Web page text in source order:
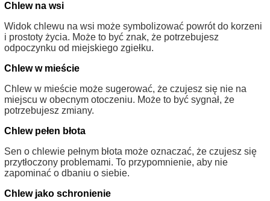
Chlew na wsi
Widok chlewu na wsi może symbolizować powrót do korzeni
i prostoty życia. Może to być znak, że potrzebujesz
odpoczynku od miejskiego zgiełku.
Chlew w mieście
Chlew w mieście może sugerować, że czujesz się nie na
miejscu w obecnym otoczeniu. Może to być sygnał, że
potrzebujesz zmiany.
Chlew pełen błota
Sen o chlewie pełnym błota może oznaczać, że czujesz się
przytłoczony problemami. To przypomnienie, aby nie
zapominać o dbaniu o siebie.
Chlew jako schronienie